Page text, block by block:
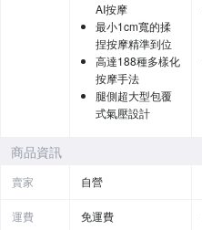
AI按摩
最小1cm寬的揉
捏按摩精準到位
高達188種多樣化
按摩手法
腿側超大型包覆
式氣壓設計
商品資訊
賣家 自營
運費 免運費